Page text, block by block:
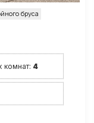
бруса
комнат: 4